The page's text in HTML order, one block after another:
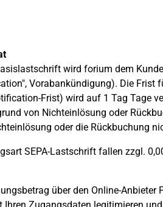
wird forium dem
Vorabankündigung). Die Frist
Frist) wird auf 1 Tag Tage
von Nichteinlösung oder
oder die Rückbuchung
SEPA-Lastschrift fallen zzgl.
über den Online-